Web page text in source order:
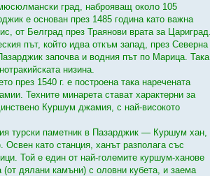
град, наброяващ около 105
е основан през 1485 година като важна
от Белград през Траянови врата за Цариград.
път, който идва откъм запад, през Северна
започва и водния път по Марица. Така
низина.
през 1540 г. е построена така наречената
Техните минарета стават характерни за
Куршум джамия, с най-високото
турски паметник в Пазарджик — Куршум хан,
като станция, ханът разполага със
Той е един от най-големите куршум-ханове
дялани камъни) с оловни кубета, и заема